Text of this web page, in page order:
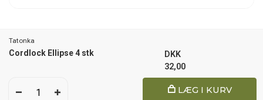
Tatonka
Cordlock Ellipse 4 stk
DKK
32,00
LÆG I KURV
Not your country? Click here.
1